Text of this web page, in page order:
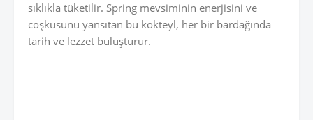
sıklıkla tüketilir. Spring mevsiminin enerjisini ve
coşkusunu yansıtan bu kokteyl, her bir bardağında
tarih ve lezzet buluşturur.